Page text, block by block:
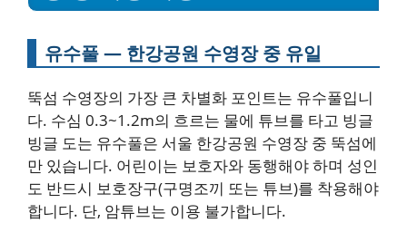
유수풀 — 한강공원 수영장 중 유일
뚝섬 수영장의 가장 큰 차별화 포인트는 유수풀입니
다. 수심 0.3~1.2m의 흐르는 물에 튜브를 타고 빙글
빙글 도는 유수풀은 서울 한강공원 수영장 중 뚝섬에
만 있습니다. 어린이는 보호자와 동행해야 하며 성인
도 반드시 보호장구(구명조끼 또는 튜브)를 착용해야
합니다. 단, 암튜브는 이용 불가합니다.